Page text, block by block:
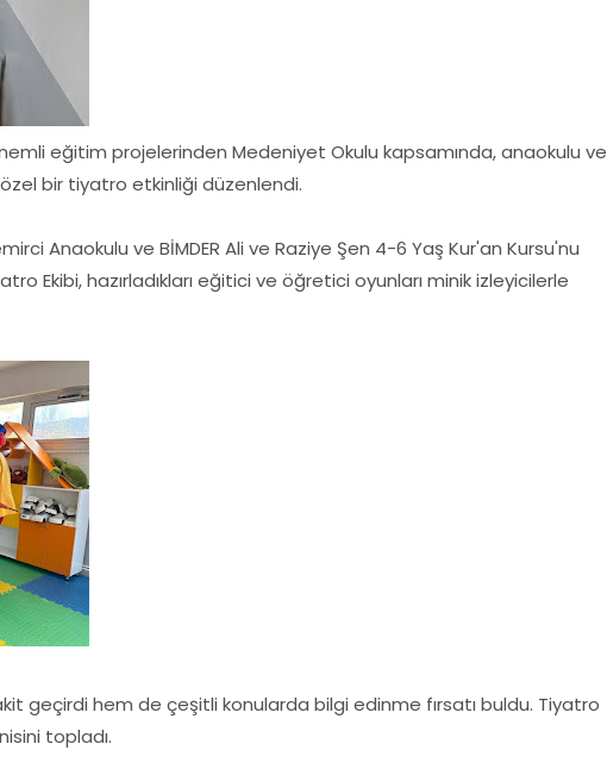
eğitim projelerinden Medeniyet Okulu kapsamında, anaokulu ve
bir tiyatro etkinliği düzenlendi.
Anaokulu ve BİMDER Ali ve Raziye Şen 4-6 Yaş Kur'an Kursu'nu
Ekibi, hazırladıkları eğitici ve öğretici oyunları minik izleyicilerle
geçirdi hem de çeşitli konularda bilgi edinme fırsatı buldu. Tiyatro
topladı.